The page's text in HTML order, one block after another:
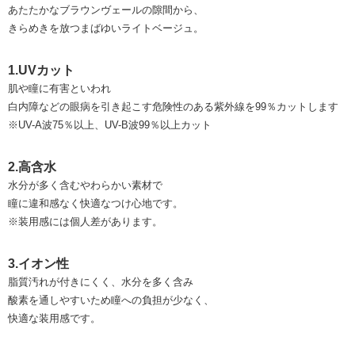
あたたかなブラウンヴェールの隙間から、
きらめきを放つまばゆいライトベージュ。
1.UVカット
肌や瞳に有害といわれ
白内障などの眼病を引き起こす危険性のある紫外線を99％カットします
※UV-A波75％以上、UV-B波99％以上カット
2.高含水
水分が多く含むやわらかい素材で
瞳に違和感なく快適なつけ心地です。
※装用感には個人差があります。
3.イオン性
脂質汚れが付きにくく、水分を多く含み
酸素を通しやすいため瞳への負担が少なく、
快適な装用感です。